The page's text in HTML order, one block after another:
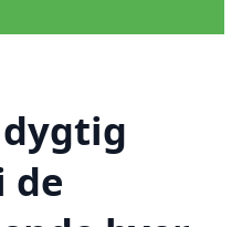
de